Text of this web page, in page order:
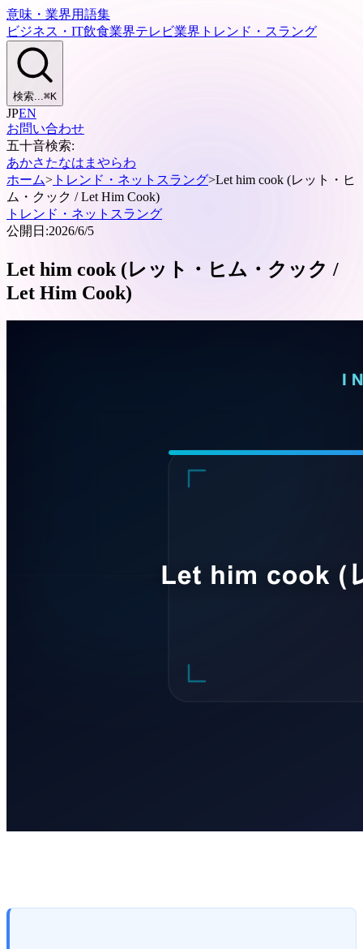
意味・業界用語集
ビジネス・IT飲食業界テレビ業界 トレンド・スラング
検索...⌘K
JPEN
お問い合わせ
五十音検索:
あかさ たなは ま やらわ
ホーム> トレンド・ネットスラング>Let him cook (レット・ヒ
ム・クック / Let Him Cook)
トレンド・ネットスラング
公開日:2026/6/5
Let him cook (レット・ヒム・クック /
Let Him Cook)